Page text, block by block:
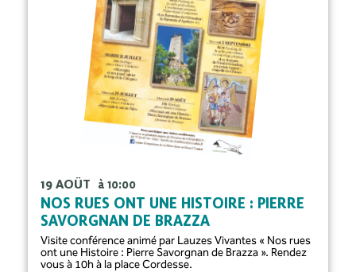
19 AOÛT à 10:00
NOS RUES ONT UNE HISTOIRE : PIERRE
SAVORGNAN DE BRAZZA
Visite conférence animé par Lauzes Vivantes « Nos rues
ont une Histoire : Pierre Savorgnan de Brazza ». Rendez
vous à 10h à la place Cordesse.